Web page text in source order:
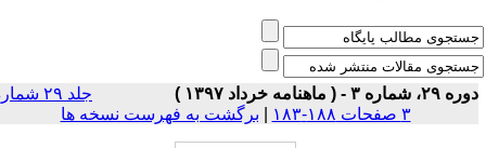
۳ - ( ماهنامه خرداد ۱۳۹۷ )
جلد ۲۹ شماره
| برگشت به فهرست نسخه ها